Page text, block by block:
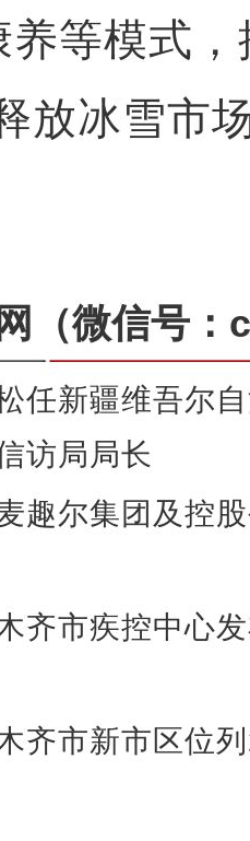
养等模式
放冰雪市
（微信号
任新疆维吾尔
访局局长
趣尔集团及控
齐市疾控中心
齐市新市区位
和若铁路首次迎
新疆乌伦古湖上演